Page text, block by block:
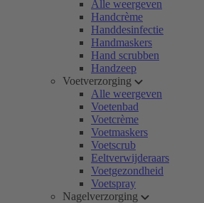
Alle weergeven
Handcrème
Handdesinfectie
Handmaskers
Hand scrubben
Handzeep
Voetverzorging
Alle weergeven
Voetenbad
Voetcrème
Voetmaskers
Voetscrub
Eeltverwijderaars
Voetgezondheid
Voetspray
Nagelverzorging